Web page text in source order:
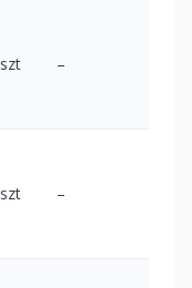
szt –
szt –